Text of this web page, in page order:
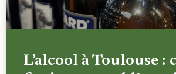
L’alcool à Toulouse